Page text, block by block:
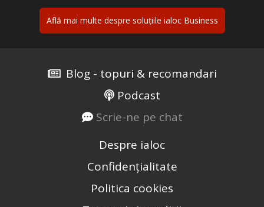
Află mai multe despre soluțiile ialoc Business
Blog - topuri & recomandari
Podcast
Scrie-ne pe chat
Despre ialoc
Confidențialitate
Politica cookies